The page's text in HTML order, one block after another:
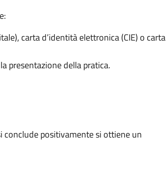
carta d’identità elettronica (CIE) o carta
presentazione della pratica.
positivamente si ottiene un